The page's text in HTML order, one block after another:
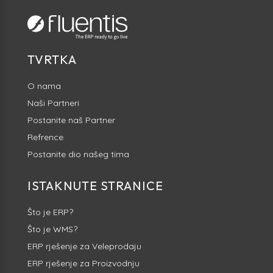
TVRTKA
O nama
Naši Partneri
Postanite naš Partner
Refrence
Postanite dio našeg tima
ISTAKNUTE STRANICE
Što je ERP?
Što je WMS?
ERP rješenje za Veleprodaju
ERP rješenje za Proizvodnju